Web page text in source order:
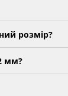
розмір?
мм?